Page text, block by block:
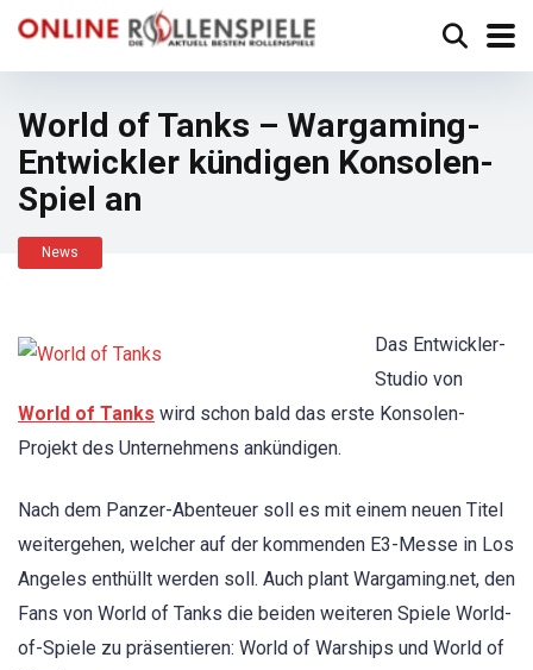
World of Tanks – Wargaming-
Entwickler kündigen Konsolen-
Spiel an
News
Das Entwickler-
Studio von
World of Tanks wird schon bald das erste Konsolen-
Projekt des Unternehmens ankündigen.
Nach dem Panzer-Abenteuer soll es mit einem neuen Titel
weitergehen, welcher auf der kommenden E3-Messe in Los
Angeles enthüllt werden soll. Auch plant Wargaming.net, den
Fans von World of Tanks die beiden weiteren Spiele World-
of-Spiele zu präsentieren: World of Warships und World of